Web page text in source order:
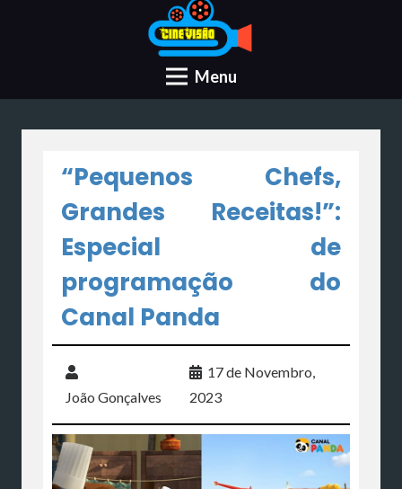
Menu
“Pequenos Chefs,
Grandes Receitas!”:
Especial de
programação do
Canal Panda
João Gonçalves
17 de Novembro,
2023